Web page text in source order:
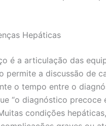
Hepáticas
é a articulação das
permite a discussão de
o tempo entre o
“o diagnóstico precoce
condições